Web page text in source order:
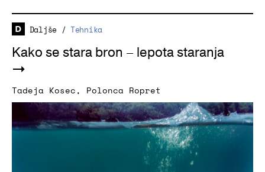
Daljše /Tehnika
Kako se stara bron – lepota staranja
Tadeja Kosec, Polonca Ropret